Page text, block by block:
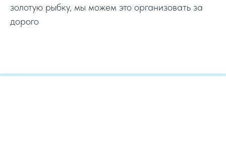
золотую рыбку, мы можем это организовать за
дорого